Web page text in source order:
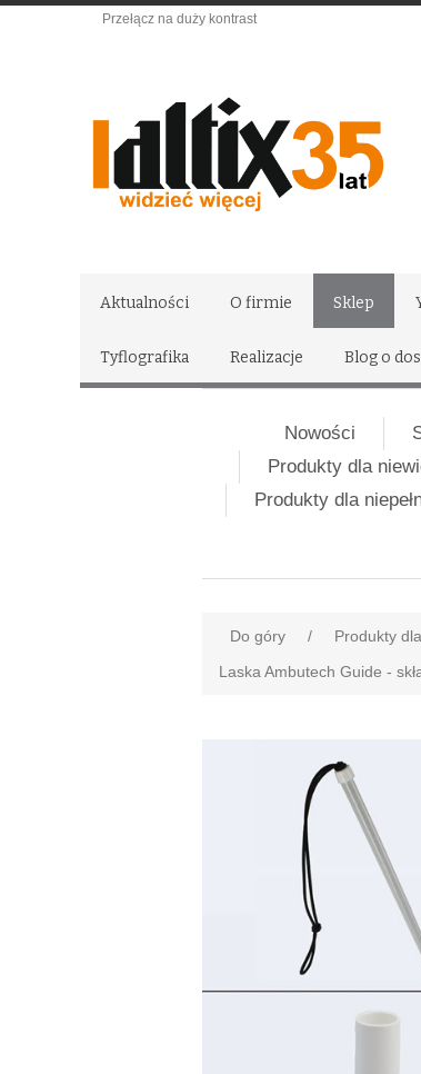
Przełącz na duży kontrast
Aktualności O firmie Sklep
Tyflografika Realizacje Blog o
Nowości
Produkty dla
Produkty dla
Do góry / Produkty
Laska Ambutech Guide -